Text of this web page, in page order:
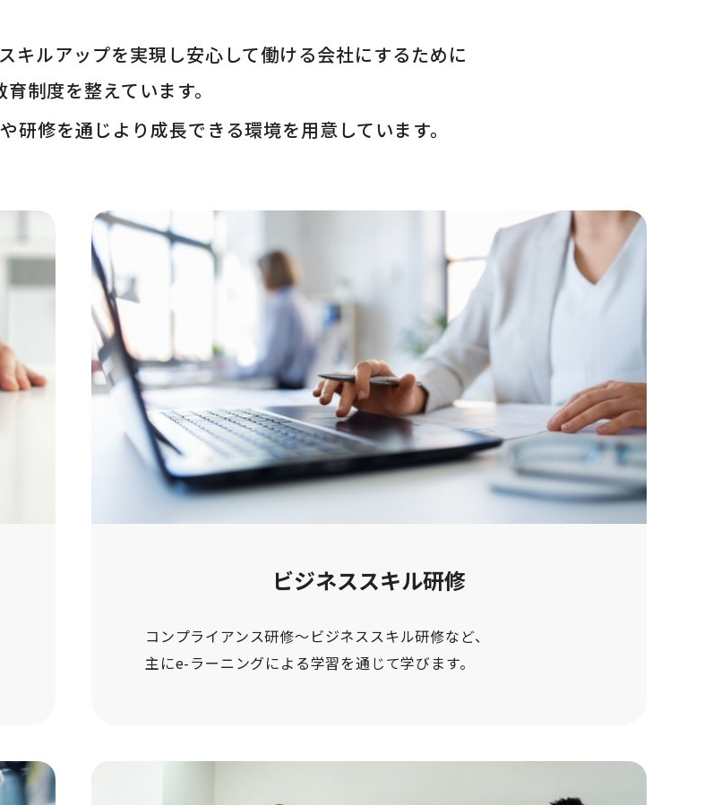
キルアップを実現し安心して働ける会社にするために
制度を整えています。
研修を通じより成長できる環境を用意しています。
ビジネススキル研修
コンプライアンス研修〜ビジネススキル研修など、
主にe-ラーニングによる学習を通じて学びます。